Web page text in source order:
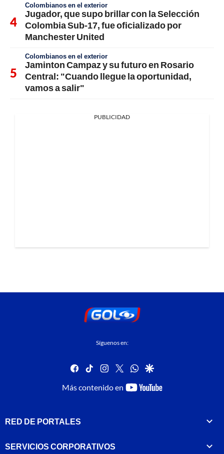
Colombianos en el exterior
Jugador, que supo brillar con la Selección
Colombia Sub-17, fue oficializado por
Manchester United
Colombianos en el exterior
Jaminton Campaz y su futuro en Rosario
Central: "Cuando llegue la oportunidad,
vamos a salir"
PUBLICIDAD
Síguenos en:
facebook
tiktok instagram
twitterwhatsapp
google
Más contenido en
youtube-
RED DE PORTALES
SERVICIOS CORPORATIVOS